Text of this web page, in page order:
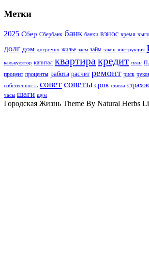
Метки
2025 Сбер Сбербанк банк банки взнос время
долг дом досрочно жилье заем займ закон инструкция
калькулятор капитал квартиракредит план
процент проценты работа расчет ремонт риск
собственность советсоветы срок ставка
часы шаги шум
Городская Жизнь Theme By Natural Herbs